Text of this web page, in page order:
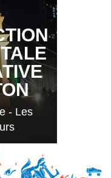
- Les